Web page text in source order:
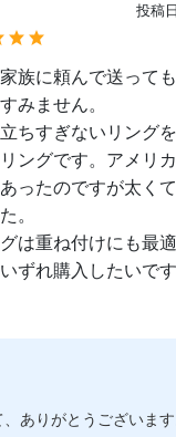
投稿
族に頼んで送って
みません。
ちすぎないリング
ングです。アメリ
ったのですが太く
。
は重ね付けにも最
ずれ購入したいで
ありがとうございま